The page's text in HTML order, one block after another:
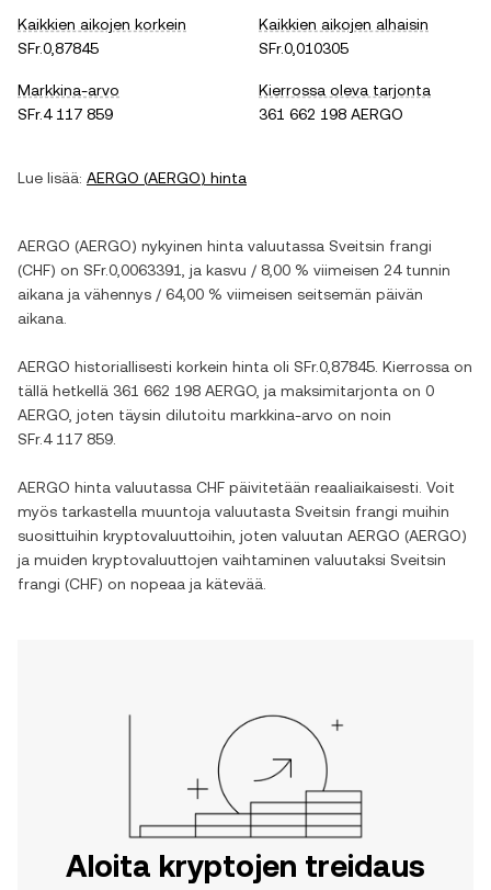
Kaikkien aikojen korkein
SFr.0,87845
Kaikkien aikojen alhaisin
SFr.0,010305
Markkina-arvo
SFr.4 117 859
Kierrossa oleva tarjonta
361 662 198 AERGO
Lue lisää: AERGO (AERGO) hinta
AERGO (AERGO) nykyinen hinta valuutassa Sveitsin frangi
(CHF) on SFr.0,0063391 , ja kasvu / 8,00 % viimeisen 24 tunnin
aikana ja vähennys / 64,00 % viimeisen seitsemän päivän
aikana.
AERGO historiallisesti korkein hinta oli SFr.0,87845 . Kierrossa on
tällä hetkellä 361 662 198 AERGO , ja maksimitarjonta on 0
AERGO , joten täysin dilutoitu markkina-arvo on noin
SFr.4 117 859
AERGO hinta valuutassa CHF päivitetään reaaliaikaisesti. Voit
myös tarkastella muuntoja valuutasta Sveitsin frangi muihin
suosittuihin kryptovaluuttoihin, joten valuutan AERGO (AERGO)
ja muiden kryptovaluuttojen vaihtaminen valuutaksi Sveitsin
frangi (CHF) on nopeaa ja kätevää.
Aloita kryptojen treidaus